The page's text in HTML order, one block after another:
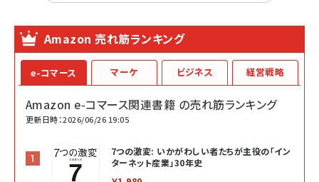
Amazon 売れ筋ランキング
e-コマース
Amazon e-コマース関連書籍 の売れ筋ランキング
更新日時：2026/06/26 19:05
7つの激変: いかがわしい者たちが主役の「イン
ターネット産業」30年史
マーケ ビジネス 経営戦略